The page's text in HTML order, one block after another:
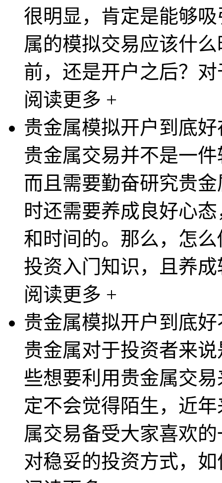
很明显，肯定是能够
属的模拟交易应该什
前，还是开户之后？
阅读更多 +
贵金属模拟开户到底
贵金属交易并不是一
而且需要勤奋研究贵
时还需要养成良好心
和时间的。那么，怎
投资入门知识，且养
阅读更多 +
贵金属模拟开户到底
贵金属对于投资者来
些想要利用贵金属交
定不会觉得陌生，近
属交易备受大家喜欢
对稳妥的投资方式，